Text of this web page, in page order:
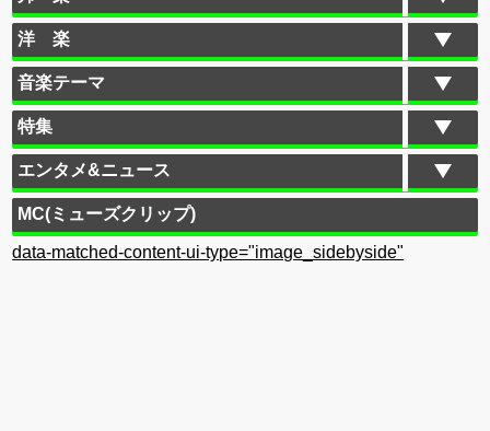
洋 楽
音楽テーマ
特集
エンタメ&ニュース
MC(ミューズクリップ)
data-matched-content-ui-type="image_sidebyside"